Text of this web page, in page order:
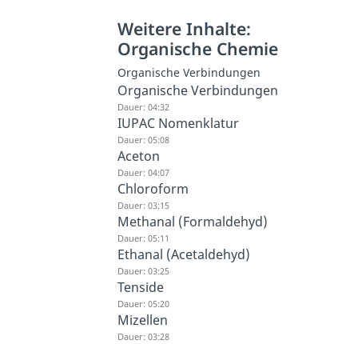
Weitere Inhalte:
Organische Chemie
Organische Verbindungen
Organische Verbindungen
Dauer: 04:32
IUPAC Nomenklatur
Dauer: 05:08
Aceton
Dauer: 04:07
Chloroform
Dauer: 03:15
Methanal (Formaldehyd)
Dauer: 05:11
Ethanal (Acetaldehyd)
Dauer: 03:25
Tenside
Dauer: 05:20
Mizellen
Dauer: 03:28